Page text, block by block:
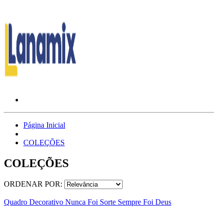
Página Inicial
COLEÇÕES
COLEÇÕES
ORDENAR POR:
Quadro Decorativo Nunca Foi Sorte Sempre Foi Deus